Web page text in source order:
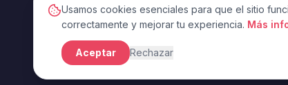
2026 AlquilaCR — Todos los derechos reservados
Usamos cookies esenciales para que el sitio
correctamente y mejorar tu experiencia. Más
Aceptar Rechazar